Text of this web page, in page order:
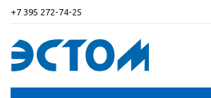
+7 395 272-74-25